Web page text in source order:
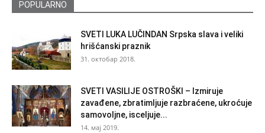
POPULARNO
SVETI LUKA LUČINDAN Srpska slava i veliki
hrišćanski praznik
31. октобар 2018.
SVETI VASILIJE OSTROŠKI – Izmiruje
zavađene, zbratimljuje razbraćene, ukroćuje
samovoljne, isceljuje...
14. мај 2019.